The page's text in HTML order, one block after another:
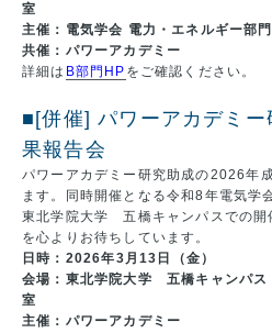
室
主催：電気学会 電力・エネルギー部門
共催：パワーアカデミー
詳細は B部門HP をご確認ください。
■[併催] パワーアカデミ
果報告会
パワーアカデミー研究助成の2026年
ます。同時開催となる令和8年電気学
東北学院大学 五橋キャンパスでの開
を心よりお待ちしています。
日時：2026年3月13日（金）
会場：東北学院大学 五橋キャンパ
室
主催：パワーアカデミー